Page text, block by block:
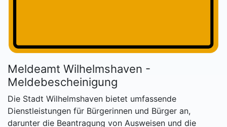
Meldeamt Wilhelmshaven -
Meldebescheinigung
Die Stadt Wilhelmshaven bietet umfassende
Dienstleistungen für Bürgerinnen und Bürger an,
darunter die Beantragung von Ausweisen und die